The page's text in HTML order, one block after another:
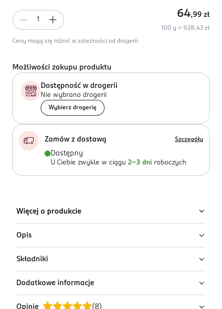
64,99 zł
100 g = 928,43 zł
Ceny mogą się różnić w zależności od drogerii.
Możliwości zakupu produktu
Dostępność w drogerii
Nie wybrano drogerii
Wybierz drogerię
Zamów z dostawą Szczegóły
Dostępny
U Ciebie zwykle w ciągu 2-3 dni roboczych
Więcej o produkcie
Opis
Paleta rozświetlaczy do twarzy AA Wings of
Color Professional Duo Highlighter w
odcieniu Sunlit Glow
Rozświetlacz Professional Duo Highlighter łączy dwie
Składniki
Ingredients: KREMOWY: ETHYLHEXYL PALMITATE,
CALCIUM ALUMINUM BOROSILICATE, ISONONYL
Dodatkowe informacje
Opinie (8)